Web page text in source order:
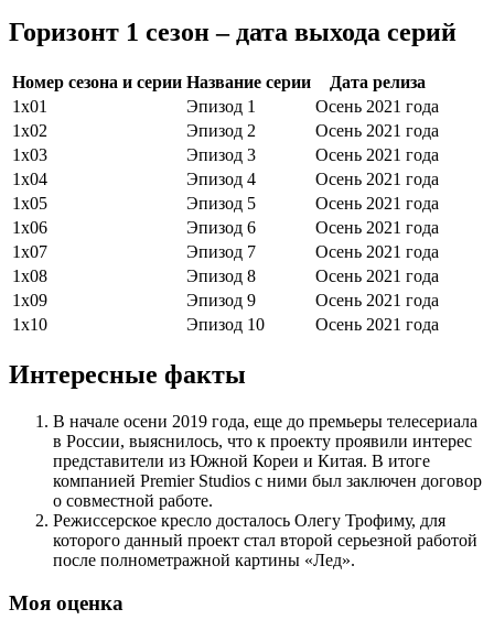
Горизонт 1 сезон – дата выхода серий
Номер сезона и серии Название серии
Дата релиза
1х01
Эпизод 1
Осень 2021 года
1х02
Эпизод 2
Осень 2021 года
1х03
Эпизод 3
Осень 2021 года
1х04
Эпизод 4
Осень 2021 года
1х05
Эпизод 5
Осень 2021 года
1х06
Эпизод 6
Осень 2021 года
1х07
Эпизод 7
Осень 2021 года
1х08
Эпизод 8
Осень 2021 года
1х09
Эпизод 9
Осень 2021 года
1х10
Эпизод 10 Осень 2021 года
Интересные факты
В начале осени 2019 года, еще до премьеры телесериала
в России, выяснилось, что к проекту проявили интерес
представители из Южной Кореи и Китая. В итоге
компанией Premier Studios с ними был заключен договор
о совместной работе.
Режиссерское кресло досталось Олегу Трофиму, для
которого данный проект стал второй серьезной работой
после полнометражной картины «Лед».
Моя оценка